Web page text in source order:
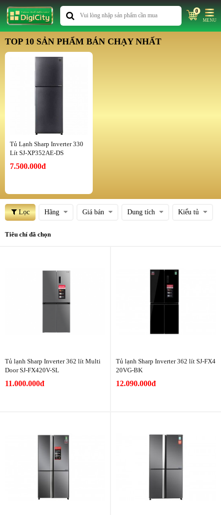
0
MENU
TOP 10 SẢN PHẨM BÁN CHẠY NHẤT
Tủ Lạnh Sharp Inverter 330
Lít SJ-XP352AE-DS
7.500.000đ
Lọc Hãng Giá bán Dung tích Kiểu tủ
Tiêu chí đã chọn
Tủ lạnh Sharp Inverter 362 lít Multi
Door SJ-FX420V-SL
11.000.000đ
Tủ lạnh Sharp Inverter 362 lít SJ-FX4
20VG-BK
12.090.000đ